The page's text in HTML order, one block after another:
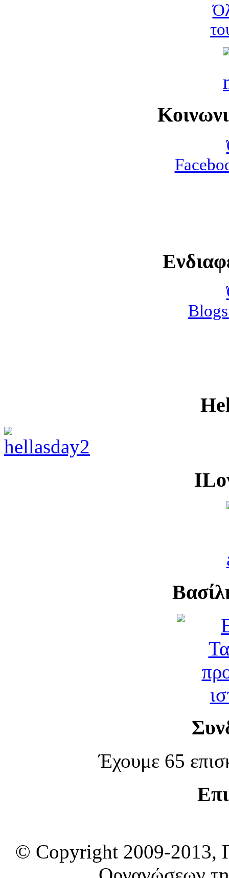
Blogs
Έχουμε 65
© Copyright 2009-2013,